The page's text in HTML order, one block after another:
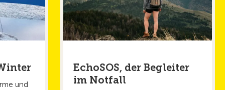
und
EchoSOS, der Begleiter
im Notfall